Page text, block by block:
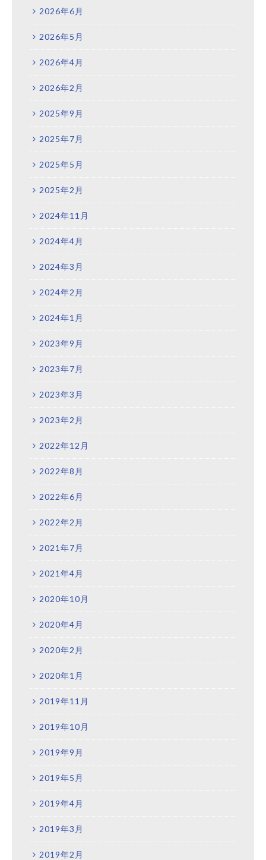
2026年6月
2026年5月
2026年4月
2026年2月
2025年9月
2025年7月
2025年5月
2025年2月
2024年11月
2024年4月
2024年3月
2024年2月
2024年1月
2023年9月
2023年7月
2023年3月
2023年2月
2022年12月
2022年8月
2022年6月
2022年2月
2021年7月
2021年4月
2020年10月
2020年4月
2020年2月
2020年1月
2019年11月
2019年10月
2019年9月
2019年5月
2019年4月
2019年3月
2019年2月